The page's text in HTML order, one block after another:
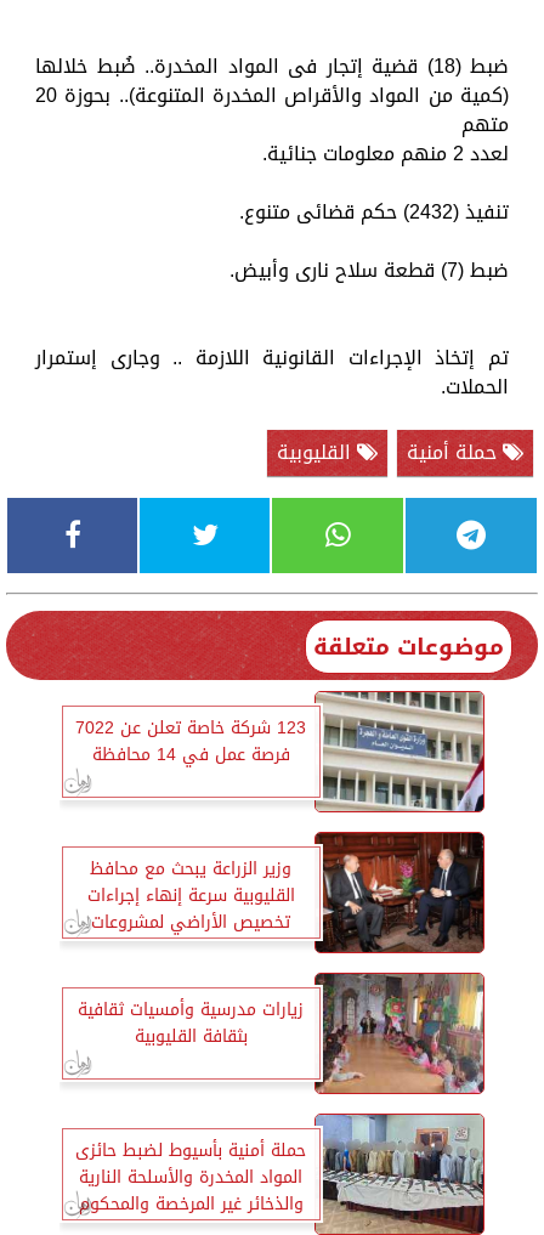
ضبط (18) قضية إتجار فى المواد المخدرة.. ضُبط خلالها
(كمية من المواد والأقراص المخدرة المتنوعة).. بحوزة 20
متهم
لعدد 2 منهم معلومات جنائية.
تنفيذ (2432) حكم قضائى متنوع.
ضبط (7) قطعة سلاح نارى وأبيض.
تم إتخاذ الإجراءات القانونية اللازمة .. وجارى إستمرار
الحملات.
حملة أمنية
القليوبية
موضوعات متعلقة
123 شركة خاصة تعلن عن 7022
فرصة عمل في 14 محافظة
وزير الزراعة يبحث مع محافظ
القليوبية سرعة إنهاء إجراءات
تخصيص الأراضي لمشروعات
النفع العام
زيارات مدرسية وأمسيات ثقافية
بثقافة القليوبية
حملة أمنية بأسيوط لضبط حائزى
المواد المخدرة والأسلحة النارية
والذخائر غير المرخصة والمحكوم